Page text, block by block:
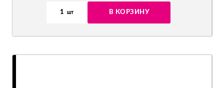
1 шт В КОРЗИНУ